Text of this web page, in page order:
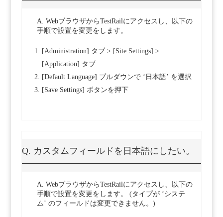
A. WebブラウザからTestRailにアクセスし、以下の
手順で設置を変更をします。
[Administration] タブ > [Site Settings] >
[Application] タブ
[Default Language] プルダウンで ‘日本語’ を選択
[Save Settings] ボタンを押下
Q. カスタムフィールドを日本語にしたい。
A. WebブラウザからTestRailにアクセスし、以下の
手順で設置を変更をします。 (タイプが ‘システ
ム’ のフィールドは変更できません。)